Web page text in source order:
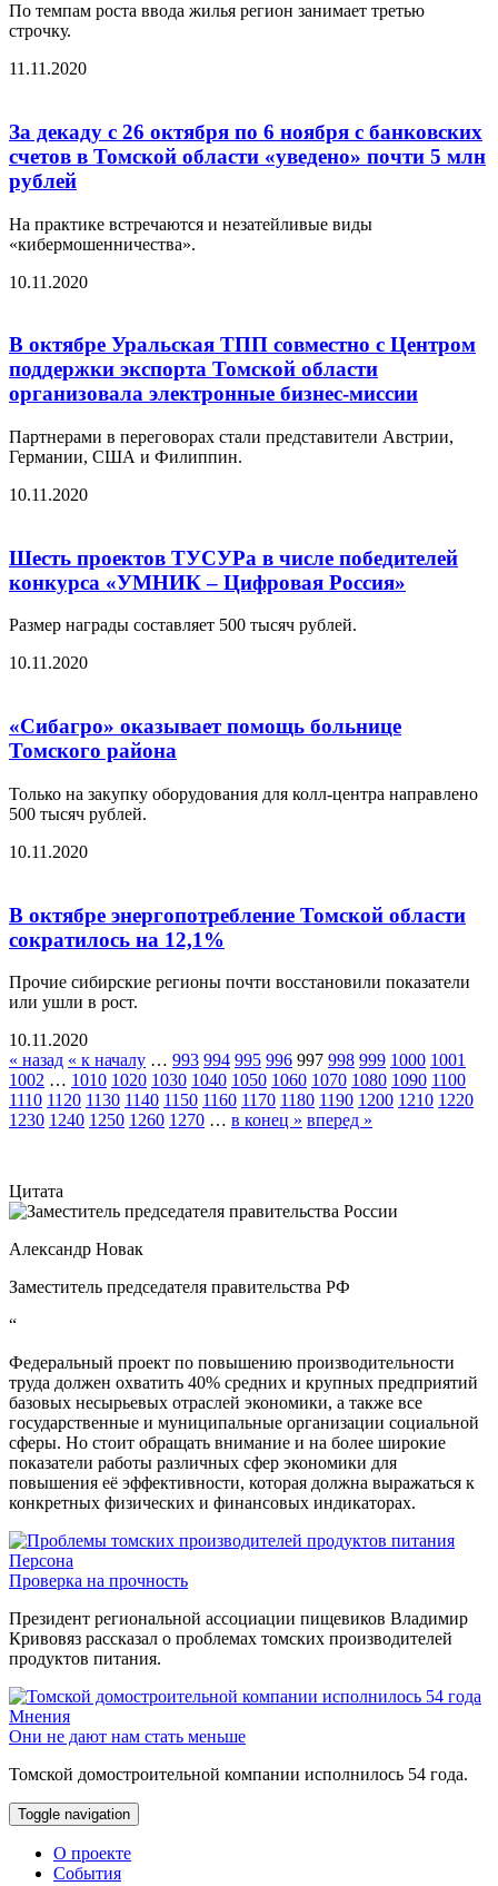
По темпам роста ввода жилья регион занимает третью
строчку.
11.11.2020
За декаду с 26 октября по 6 ноября с банковских
счетов в Томской области «уведено» почти 5 млн
рублей
На практике встречаются и незатейливые виды
«кибермошенничества».
10.11.2020
В октябре Уральская ТПП совместно с Центром
поддержки экспорта Томской области
организовала электронные бизнес-миссии
Партнерами в переговорах стали представители Австрии,
Германии, США и Филиппин.
10.11.2020
Шесть проектов ТУСУРа в числе победителей
конкурса «УМНИК – Цифровая Россия»
Размер награды составляет 500 тысяч рублей.
10.11.2020
«Сибагро» оказывает помощь больнице
Томского района
Только на закупку оборудования для колл-центра направлено
500 тысяч рублей.
10.11.2020
В октябре энергопотребление Томской области
сократилось на 12,1%
Прочие сибирские регионы почти восстановили показатели
или ушли в рост.
10.11.2020
« назад « к началу … 993 994 995 996 997 998 999 1000 1001
1002 … 1010 1020 1030 1040 1050 1060 1070 1080 1090 1100
1110 1120 1130 1140 1150 1160 1170 1180 1190 1200 1210 1220
1230 1240 1250 1260 1270 … в конец » вперед »
Цитата
Александр Новак
Заместитель председателя правительства РФ
“
Федеральный проект по повышению производительности
труда должен охватить 40% средних и крупных предприятий
базовых несырьевых отраслей экономики, а также все
государственные и муниципальные организации социальной
сферы. Но стоит обращать внимание и на более широкие
показатели работы различных сфер экономики для
повышения её эффективности, которая должна выражаться к
конкретных физических и финансовых индикаторах.
Персона
Проверка на прочность
Президент региональной ассоциации пищевиков Владимир
Кривовяз рассказал о проблемах томских производителей
продуктов питания.
Мнения
Они не дают нам стать меньше
Томской домостроительной компании исполнилось 54 года.
Toggle navigation
О проекте
События